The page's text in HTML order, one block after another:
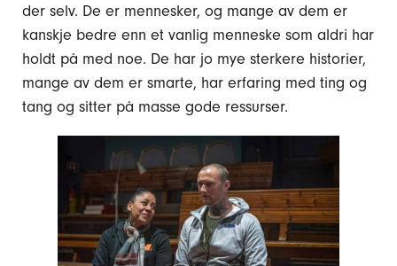
der selv. De er mennesker, og mange av dem er
kanskje bedre enn et vanlig menneske som aldri har
holdt på med noe. De har jo mye sterkere historier,
mange av dem er smarte, har erfaring med ting og
tang og sitter på masse gode ressurser.